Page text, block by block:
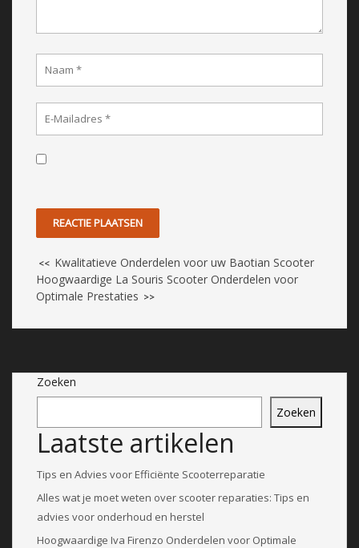
<< Kwalitatieve Onderdelen voor uw Baotian Scooter
Hoogwaardige La Souris Scooter Onderdelen voor
Optimale Prestaties >>
Zoeken
Zoeken
Laatste artikelen
Tips en Advies voor Efficiënte Scooterreparatie
Alles wat je moet weten over scooter reparaties: Tips en
advies voor onderhoud en herstel
Hoogwaardige Iva Firenzo Onderdelen voor Optimale